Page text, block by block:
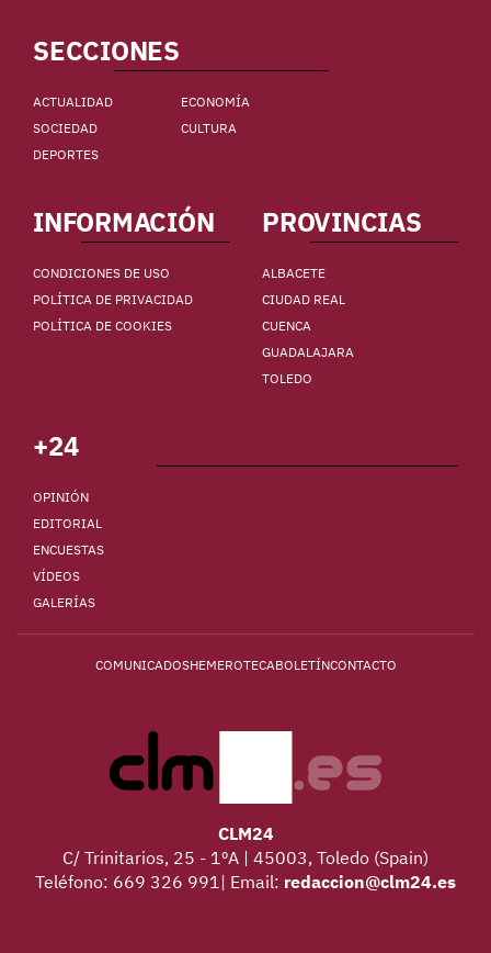
SECCIONES
ACTUALIDAD
ECONOMÍA
SOCIEDAD
CULTURA
DEPORTES
INFORMACIÓN
CONDICIONES DE USO
POLÍTICA DE PRIVACIDAD
POLÍTICA DE COOKIES
PROVINCIAS
ALBACETE
CIUDAD REAL
CUENCA
GUADALAJARA
TOLEDO
+24
OPINIÓN
EDITORIAL
ENCUESTAS
VÍDEOS
GALERÍAS
COMUNICADOSHEMEROTECABOLETÍNCONTACTO
CLM24
C/ Trinitarios, 25 - 1ºA | 45003, Toledo (Spain)
Teléfono: 669 326 991| Email: redaccion@clm24.es